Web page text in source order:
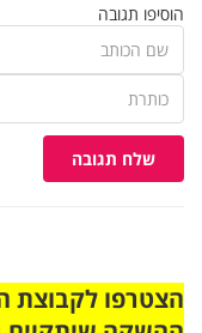
הוסיפו תגובה
שלח תגובה